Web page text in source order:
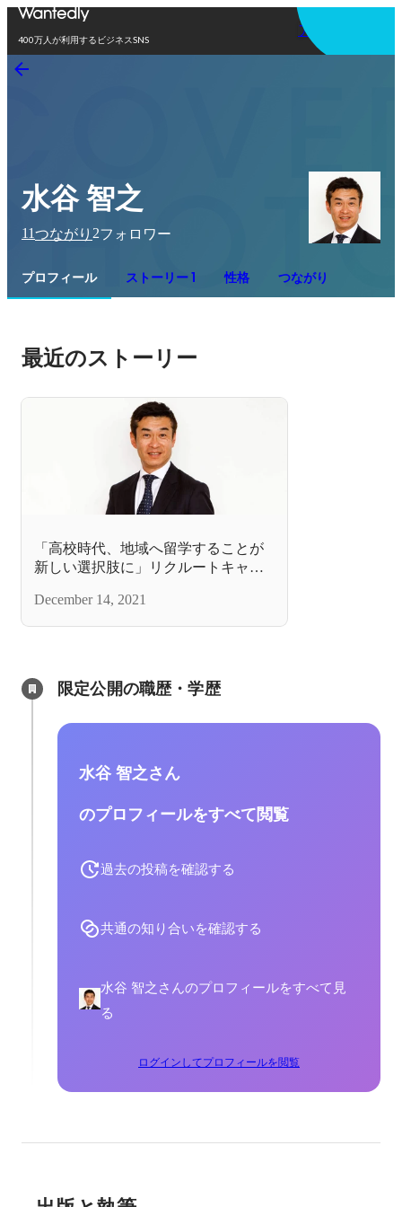
400万人が利用するビジネスSNS
アプリを使う
水谷 智之
11つながり 2フォロワー
プロフィール ストーリー 1 性格 つながり
最近のストーリー
「高校時代、地域へ留学することが
新しい選択肢に」リクルートキャリ
December 14, 2021
限定公開の職歴・学歴
水谷 智之さん
のプロフィールをすべて閲覧
過去の投稿を確認する
共通の知り合いを確認する
水谷 智之さんのプロフィールをすべて見
る
ログインしてプロフィールを閲覧